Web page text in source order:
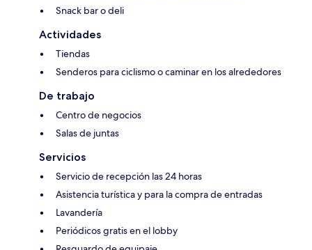
Snack bar o deli
Actividades
Tiendas
Senderos para ciclismo o caminar en los alrededores
De trabajo
Centro de negocios
Salas de juntas
Servicios
Servicio de recepción las 24 horas
Asistencia turística y para la compra de entradas
Lavandería
Periódicos gratis en el lobby